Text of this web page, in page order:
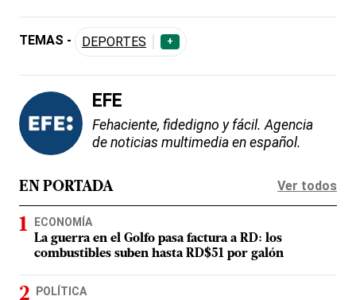
TEMAS - DEPORTES +
EFE
Fehaciente, fidedigno y fácil. Agencia
de noticias multimedia en español.
EN PORTADA Ver todos
ECONOMÍA
La guerra en el Golfo pasa factura a RD: los
combustibles suben hasta RD$51 por galón
POLÍTICA